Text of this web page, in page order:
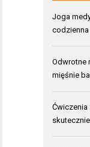
Joga
Odwrotne
mięśnie
Ćwiczenia